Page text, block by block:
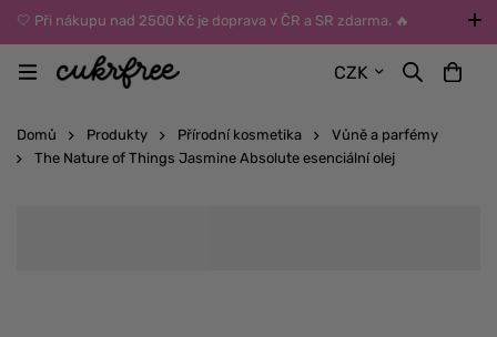
🤍 Při nákupu nad 2500 Kč je doprava v ČR a SR zdarma. 🔥
UPOZORNĚNÍ: Během léta vybírejte dopravu kurýrem nebo do Z-
BOXů umístěných uvnitř budov. Reklamace zboží způsobené
CZK
Domů Produkty Přírodní kosmetika
Vůně a parfémy
The Nature of Things Jasmine Absolute esenciální olej